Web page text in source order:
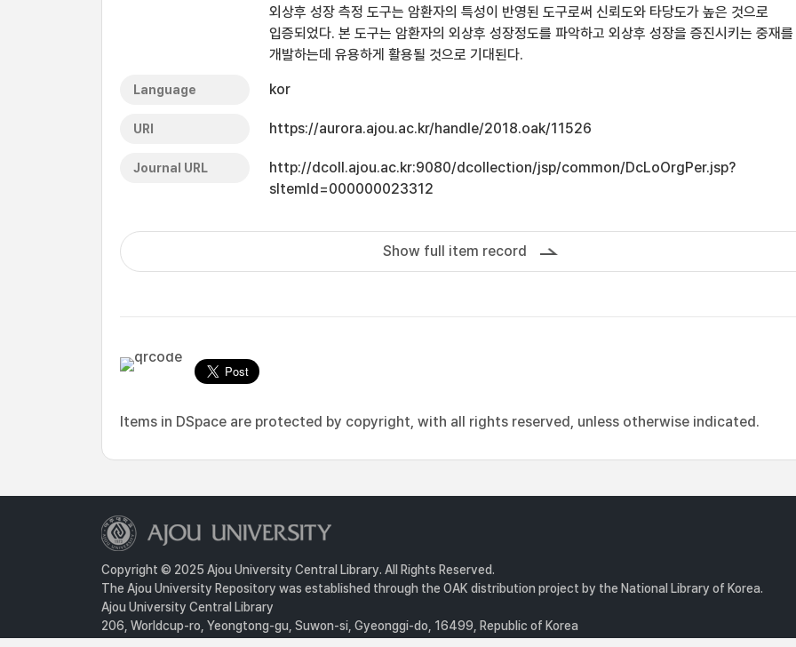
외상후 성장 측정 도구는 암환자의 특성이 반영된 도구로써 신뢰도와 타당도가 높은 것으로
입증되었다. 본 도구는 암환자의 외상후 성장정도를 파악하고 외상후 성장을 증진시키는 중재를
개발하는데 유용하게 활용될 것으로 기대된다.
Language kor
URI https://aurora.ajou.ac.kr/handle/2018.oak/11526
Journal URL
http://dcoll.ajou.ac.kr:9080/dcollection/jsp/common/DcLoOrgPer.jsp?
sItemId=000000023312
Show full item record
Items in DSpace are protected by copyright, with all rights reserved, unless otherwise indicated.
Copyright © 2025 Ajou University Central Library. All Rights Reserved.
The Ajou University Repository was established through the OAK distribution project by the National Library of Korea.
Ajou University Central Library
206, Worldcup-ro, Yeongtong-gu, Suwon-si, Gyeonggi-do, 16499, Republic of Korea